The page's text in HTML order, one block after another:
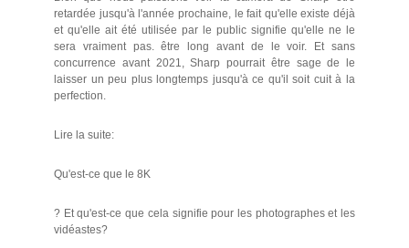
retardée jusqu'à l'année prochaine, le fait qu'elle existe déjà
et qu'elle ait été utilisée par le public signifie qu'elle ne le
sera vraiment pas. être long avant de le voir. Et sans
concurrence avant 2021, Sharp pourrait être sage de le
laisser un peu plus longtemps jusqu'à ce qu'il soit cuit à la
perfection.
Lire la suite:
Qu'est-ce que le 8K
? Et qu'est-ce que cela signifie pour les photographes et les
vidéastes?